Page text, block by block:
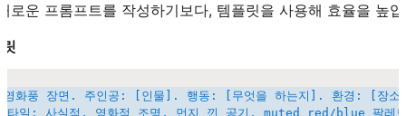
로운 프롬프트를 작성하기보다, 템플릿을 사용해 효율을 높
영화풍 장면. 주인공: [인물]. 행동: [무엇을 하는지]. 환경: [장